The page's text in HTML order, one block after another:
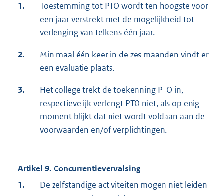
1.
Toestemming tot PTO wordt ten hoogste voor
een jaar verstrekt met de mogelijkheid tot
verlenging van telkens één jaar.
2.
Minimaal één keer in de zes maanden vindt er
een evaluatie plaats.
3.
Het college trekt de toekenning PTO in,
respectievelijk verlengt PTO niet, als op enig
moment blijkt dat niet wordt voldaan aan de
voorwaarden en/of verplichtingen.
Artikel 9. Concurrentievervalsing
1.
De zelfstandige activiteiten mogen niet leiden